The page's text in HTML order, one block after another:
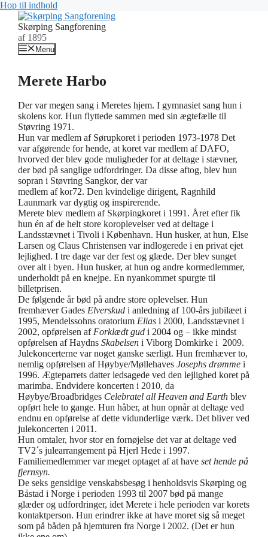
Hop til indhold
Skørping Sangforening
af 1895
Menu
Merete Harbo
Der var megen sang i Meretes hjem. I gymnasiet sang hun i
skolens kor. Hun flyttede sammen med sin ægtefælle til
Støvring 1971.
Hun var medlem af Sørupkoret i perioden 1973-1978 Det
var afgørende for hende, at koret var medlem af DAFO,
hvorved der blev gode muligheder for at deltage i stævner,
der bød på sanglige udfordringer. Da disse aftog, blev hun
sopran i Støvring Sangkor, der var
medlem af kor72. Den kvindelige dirigent, Ragnhild
Launmark var dygtig og inspirerende.
Merete blev medlem af Skørpingkoret i 1991. Året efter fik
hun én af de helt store koroplevelser ved at deltage i
Landsstævnet i Tivoli i København. Hun husker, at hun, Else
Larsen og Claus Christensen var indlogerede i en privat ejet
lejlighed. I tre dage var der fest og glæde. Der blev sunget
over alt i byen. Hun husker, at hun og andre kormedlemmer,
underholdt på en knejpe. En nyankommet spurgte til
billetprisen.
De følgende år bød på andre store oplevelser. Hun
fremhæver Gades Elverskud i anledning af 100-års jubilæet i
1995, Mendelssohns oratorium Elias i 2000, Landsstævnet i
2002, opførelsen af Forklædt gud i 2004 og – ikke mindst
opførelsen af Haydns Skabelsen i Viborg Domkirke i 2009.
Julekoncerterne var noget ganske særligt. Hun fremhæver to,
nemlig opførelsen af Høybye/Møllehaves Josephs drømme i
1996. Ægteparrets datter ledsagede ved den lejlighed koret på
marimba. Endvidere koncerten i 2010, da
Høybye/Broadbridges Celebratel all Heaven and Earth blev
opført hele to gange. Hun håber, at hun opnår at deltage ved
endnu en opførelse af dette vidunderlige værk. Det bliver ved
julekoncerten i 2011.
Hun omtaler, hvor stor en fornøjelse det var at deltage ved
TV2´s julearrangement på Hjerl Hede i 1997.
Familiemedlemmer var meget optaget af at have set hende på
fjernsyn.
De seks gensidige venskabsbesøg i henholdsvis Skørping og
Båstad i Norge i perioden 1993 til 2007 bød på mange
glæder og udfordringer, idet Merete i hele perioden var korets
kontaktperson. Hun erindrer ikke at have moret sig så meget
som på båden på hjemturen fra Norge i 2002. (Det er hun